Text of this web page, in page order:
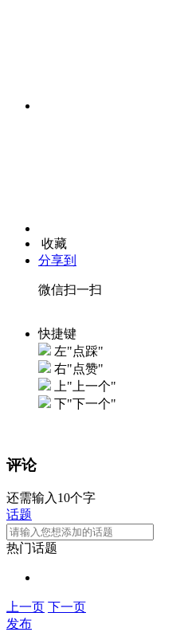
收藏
分享到
微信扫一扫
快捷键
左"点踩"
右"点赞"
上"上一个"
下"下一个"
评论
还需输入10个字
话题
热门话题
上一页 下一页
发布